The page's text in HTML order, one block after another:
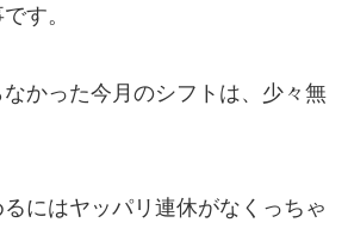
す。
かった今月のシフトは、少々無
にはヤッパリ連休がなくっちゃ